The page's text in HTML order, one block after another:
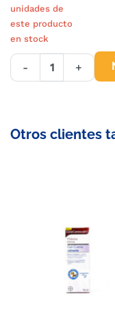
unidades de
este producto
en stock
- +
Otros clientes